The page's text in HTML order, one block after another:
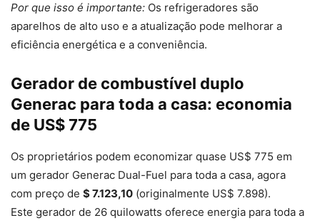
Por que isso é importante: Os refrigeradores são
aparelhos de alto uso e a atualização pode melhorar a
eficiência energética e a conveniência.
Gerador de combustível duplo
Generac para toda a casa: economia
de US$ 775
Os proprietários podem economizar quase US$ 775 em
um gerador Generac Dual-Fuel para toda a casa, agora
com preço de $ 7.123,10 (originalmente US$ 7.898).
Este gerador de 26 quilowatts oferece energia para toda a